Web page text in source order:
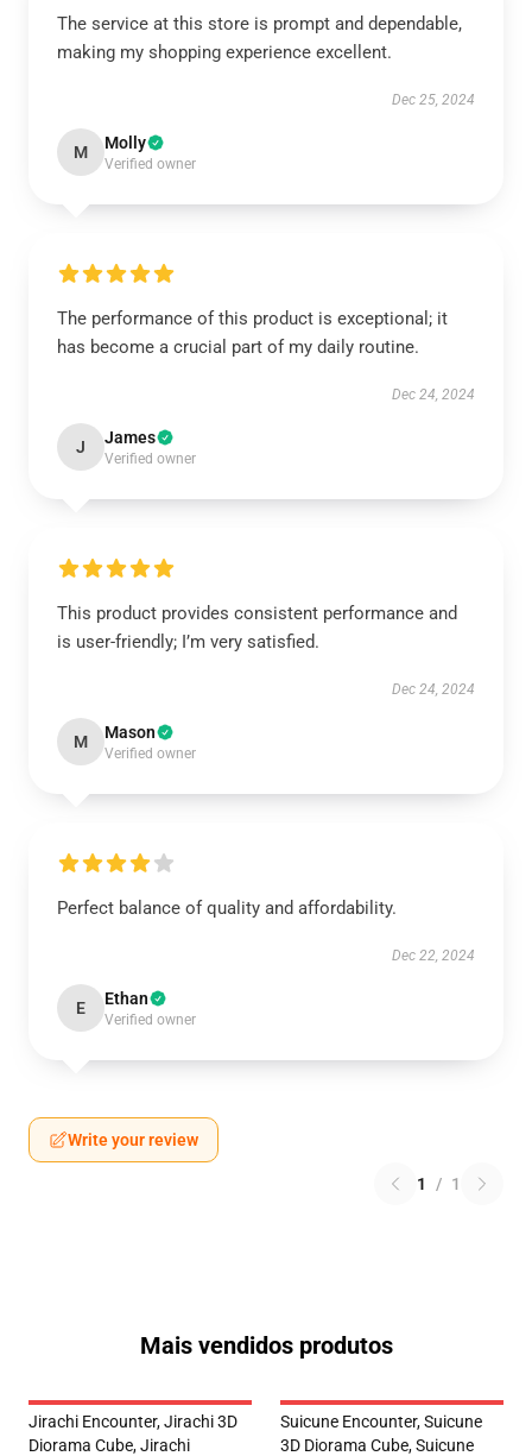
The service at this store is prompt and dependable,
making my shopping experience excellent.
Dec 25, 2024
M Molly
Verified owner
The performance of this product is exceptional; it
has become a crucial part of my daily routine.
Dec 24, 2024
J James
Verified owner
This product provides consistent performance and
is user-friendly; I’m very satisfied.
Dec 24, 2024
M Mason
Verified owner
Perfect balance of quality and affordability.
Dec 22, 2024
E Ethan
Verified owner
Write your review
1 / 1
Mais vendidos produtos
Jirachi Encounter, Jirachi 3D
Diorama Cube, Jirachi
Suicune Encounter, Suicune
3D Diorama Cube, Suicune